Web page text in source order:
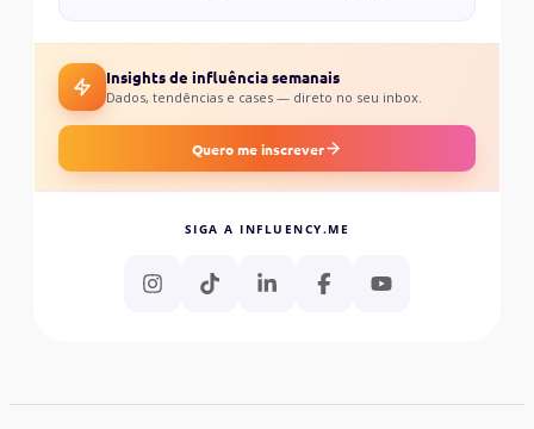
Insights de influência semanais
Dados, tendências e cases — direto no seu inbox.
Quero me inscrever
SIGA A INFLUENCY.ME